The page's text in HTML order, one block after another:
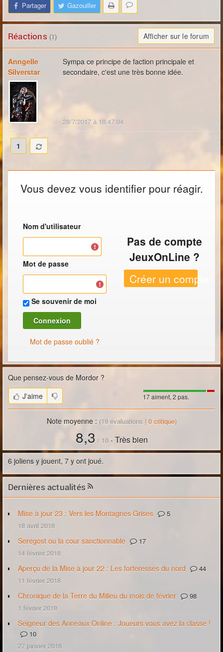
Partager Gazouiller
Réactions (1) Afficher sur le forum
Anngelle
Silverstar
Sympa ce principe de faction principale et
secondaire, c'est une très bonne idée.
28/7/2017 à 18:47:04
1
Vous devez vous identifier pour réagir.
Nom d'utilisateur
Mot de passe
Se souvenir de moi
Mot de passe oublié ?
Pas de compte
JeuxOnLine ?
Créer un compte
Que pensez-vous de Mordor ?
17 aiment, 2 pas.
J'aime
Note moyenne : (19évaluations | 0critique)
8,3 / 10- Très bien
6 joliens y jouent, 7 y ont joué.
Dernières actualités
Mise à jour 23 : Vers les Montagnes Grises
5
18 avril 2018
Seregost ou la cour sanctionnable
17
14 février 2018
Aperçu de la Mise à jour 22 : Les forteresses du nord
44
11 février 2018
Chronique de la Terre du Milieu du mois de février
98
1 février 2018
Seigneur des Anneaux Online : Joueurs vous avez la classe !
10
27 janvier 2018